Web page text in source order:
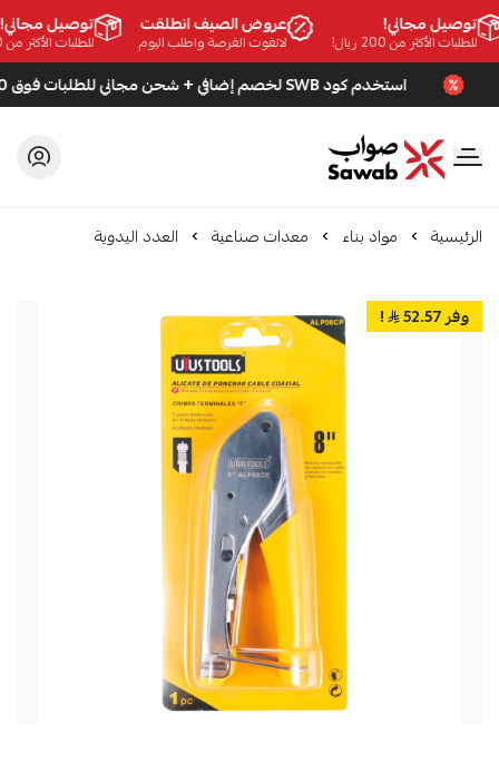
توصيل مجاني!
للطلبات الأكثر من 200 ريال!
عروض الصيف انطلقت
لاتفوت الفرصة واطلب اليوم
توصيل مجاني!
للطلبات الأكثر من 200 ريال!
استخدم كود SWB لخصم إضافي + شحن مجاني للطلبات فوق 200 ريال
صواب
الرئيسية مواد بناء معدات صناعية العدد اليدوية
وفر 52.57 !